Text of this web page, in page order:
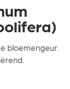
bloemengeur.